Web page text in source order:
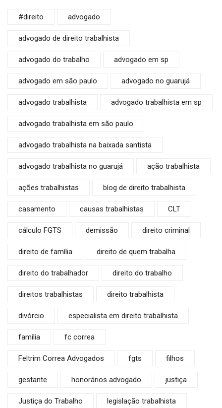
#direito advogado
advogado de direito trabalhista
advogado do trabalho advogado em sp
advogado em são paulo advogado no guarujá
advogado trabalhista advogado trabalhista em sp
advogado trabalhista em são paulo
advogado trabalhista na baixada santista
advogado trabalhista no guarujá ação trabalhista
ações trabalhistas blog de direito trabalhista
casamento causas trabalhistas CLT
cálculo FGTS demissão direito criminal
direito de família direito de quem trabalha
direito do trabalhador direito do trabalho
direitos trabalhistas direito trabalhista
divórcio especialista em direito trabalhista
família fc correa
Feltrim Correa Advogados fgts filhos
gestante honorários advogado justiça
Justiça do Trabalho legislação trabalhista